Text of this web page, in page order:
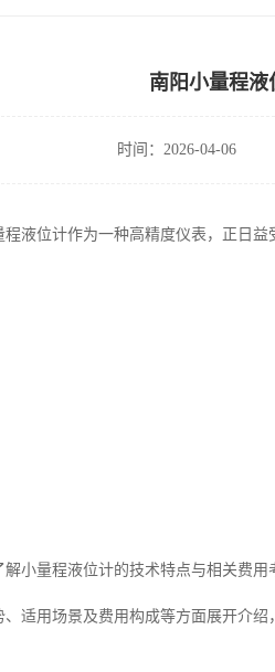
南阳小量程液
时间：2026-04-06
液位计作为一种高精度仪表，正日益
小量程液位计的技术特点与相关费用
适用场景及费用构成等方面展开介绍